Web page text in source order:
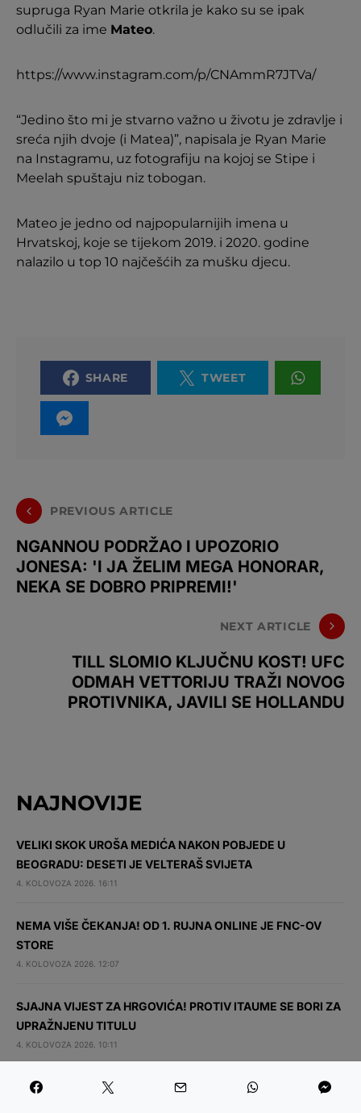
supruga Ryan Marie otkrila je kako su se ipak
odlučili za ime Mateo.
https://www.instagram.com/p/CNAmmR7JTVa/
“Jedino što mi je stvarno važno u životu je zdravlje i
sreća njih dvoje (i Matea)”, napisala je Ryan Marie
na Instagramu, uz fotografiju na kojoj se Stipe i
Meelah spuštaju niz tobogan.
Mateo je jedno od najpopularnijih imena u
Hrvatskoj, koje se tijekom 2019. i 2020. godine
nalazilo u top 10 najčešćih za mušku djecu.
SHARE TWEET
PREVIOUS ARTICLE
NGANNOU PODRŽAO I UPOZORIO
JONESA: 'I JA ŽELIM MEGA HONORAR,
NEKA SE DOBRO PRIPREMI!'
NEXT ARTICLE
TILL SLOMIO KLJUČNU KOST! UFC
ODMAH VETTORIJU TRAŽI NOVOG
PROTIVNIKA, JAVILI SE HOLLANDU
NAJNOVIJE
VELIKI SKOK UROŠA MEDIĆA NAKON POBJEDE U
BEOGRADU: DESETI JE VELTERAŠ SVIJETA
4. KOLOVOZA 2026. 16:11
NEMA VIŠE ČEKANJA! OD 1. RUJNA ONLINE JE FNC-OV
STORE
4. KOLOVOZA 2026. 12:07
SJAJNA VIJEST ZA HRGOVIĆA! PROTIV ITAUME SE BORI ZA
UPRAŽNJENU TITULU
4. KOLOVOZA 2026. 10:11
NOKAUT IZ SNOVA! UROŠ MEDIĆ ZA 30 SEKUNDI